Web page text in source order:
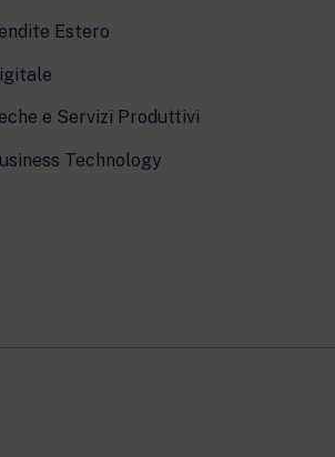
Estero
e Servizi Produttivi
Technology